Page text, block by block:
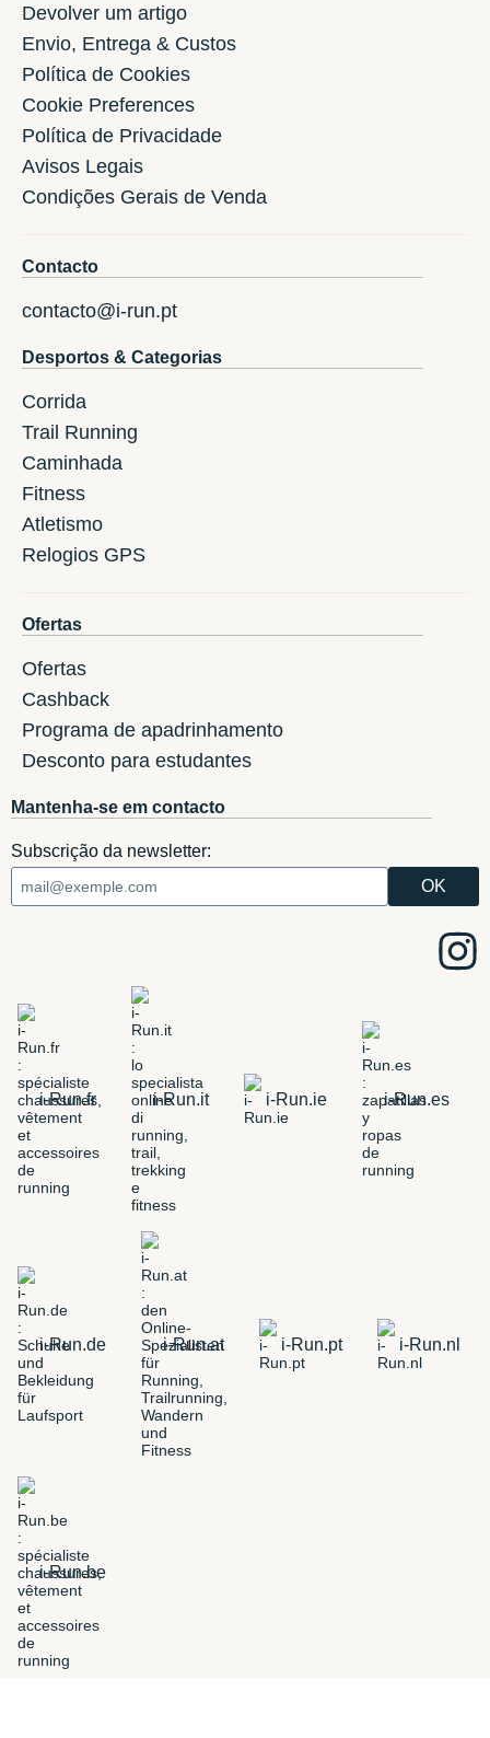
Devolver um artigo
Envio, Entrega & Custos
Política de Cookies
Cookie Preferences
Política de Privacidade
Avisos Legais
Condições Gerais de Venda
Contacto
contacto@i-run.pt
Desportos & Categorias
Corrida
Trail Running
Caminhada
Fitness
Atletismo
Relogios GPS
Ofertas
Ofertas
Cashback
Programa de apadrinhamento
Desconto para estudantes
Mantenha-se em contacto
Subscrição da newsletter:
i-Run.fr i-Run.it i-Run.ie i-Run.es
i-Run.de i-Run.at i-Run.pt i-Run.nl
i-Run.be